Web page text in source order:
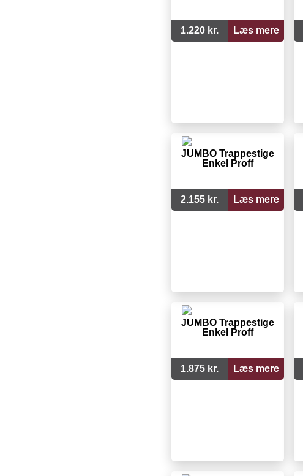
1.220 kr. Læs mere
JUMBO Trappestige
Enkel Proff
2.155 kr. Læs mere
JUMBO Trappestige
Enkel Proff
1.875 kr. Læs mere